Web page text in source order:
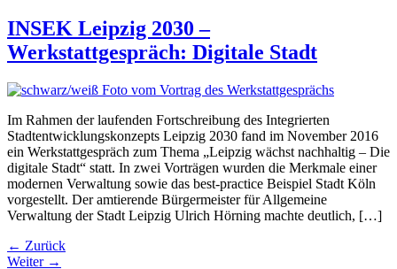
INSEK Leipzig 2030 –
Werkstattgespräch: Digitale Stadt
Im Rahmen der laufenden Fortschreibung des Integrierten
Stadtentwicklungskonzepts Leipzig 2030 fand im November 2016
ein Werkstattgespräch zum Thema „Leipzig wächst nachhaltig – Die
digitale Stadt“ statt. In zwei Vorträgen wurden die Merkmale einer
modernen Verwaltung sowie das best-practice Beispiel Stadt Köln
vorgestellt. Der amtierende Bürgermeister für Allgemeine
Verwaltung der Stadt Leipzig Ulrich Hörning machte deutlich, […]
← Zurück
Weiter →